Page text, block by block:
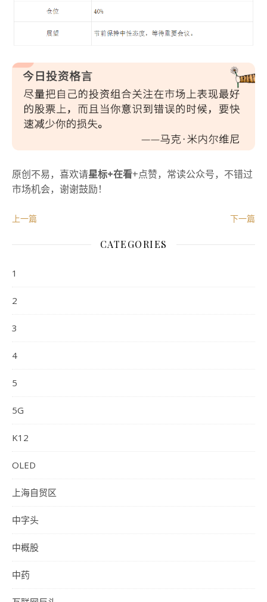
原创不易，喜欢请星标+在看+点赞，常读公众号，不错过
市场机会，谢谢鼓励！
上一篇 下一篇
CATEGORIES
1
2
3
4
5
5G
K12
OLED
上海自贸区
中字头
中概股
中药